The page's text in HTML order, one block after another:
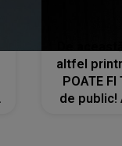
altfel
POATE FI
de public!